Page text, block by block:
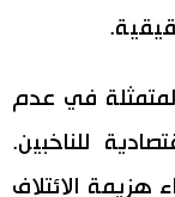
في عدم
للناخبين.
هزيمة الائتلاف